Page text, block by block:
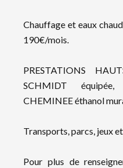
Chauffage et eaux
190€/mois.
PRESTATIONS
SCHMIDT
CHEMINEE éthanol
Transports, parcs, jeux
Pour plus de